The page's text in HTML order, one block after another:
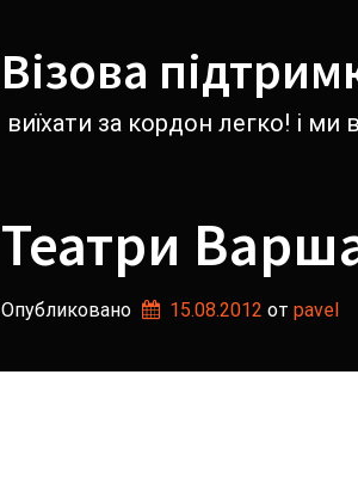
Візова
виїхати за кордон легко! і
Театри
Опубликовано 15.08.2012 от pavel